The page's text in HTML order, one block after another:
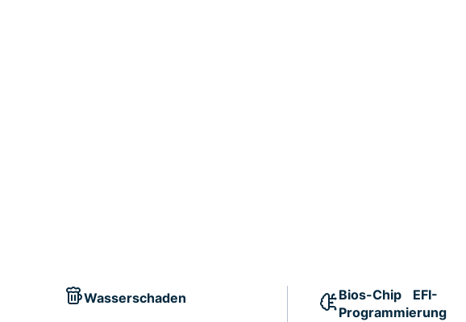
Wasserschaden
Bios-Chip EFI-
Programmierung